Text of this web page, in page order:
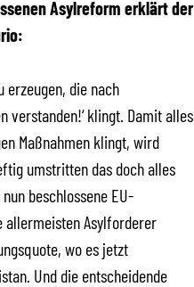
Asylreform erklärt der
erzeugen, die nach
verstanden!‘ klingt. Damit alles
Maßnahmen klingt, wird
umstritten das doch alles
beschlossene EU-
allermeisten Asylforderer
wo es jetzt
Und die entscheidende